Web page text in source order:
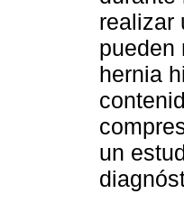
realizar
pueden
hernia
un